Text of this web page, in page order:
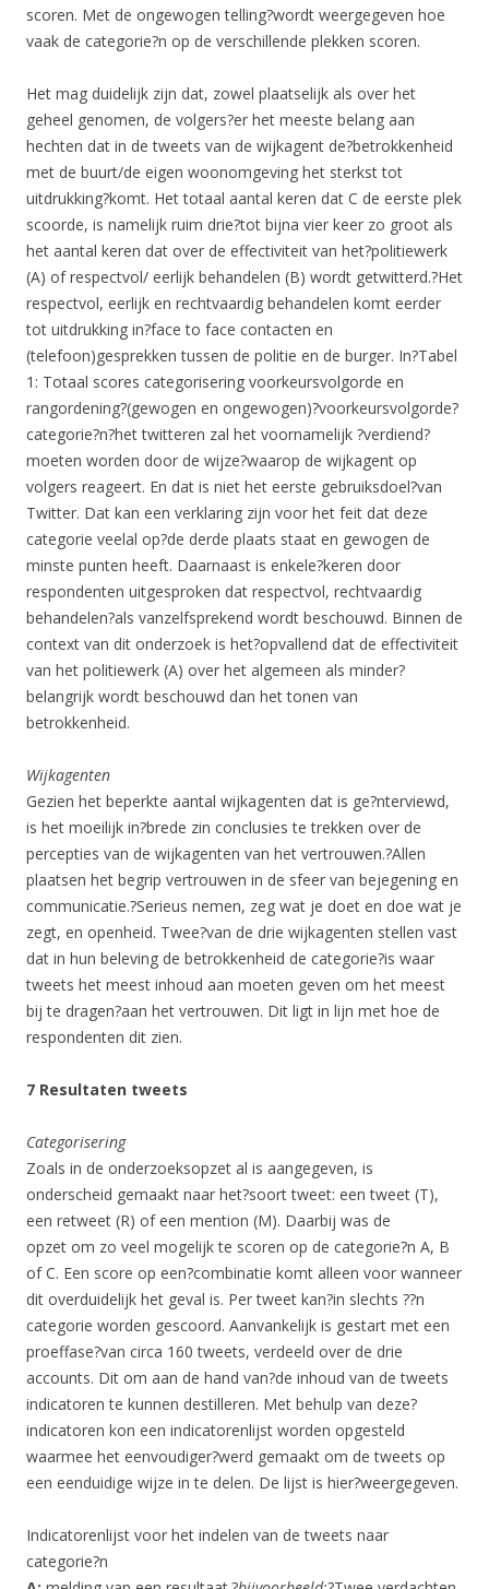
scoren. Met de ongewogen telling?wordt weergegeven hoe
vaak de categorie?n op de verschillende plekken scoren.
Het mag duidelijk zijn dat, zowel plaatselijk als over het
geheel genomen, de volgers?er het meeste belang aan
hechten dat in de tweets van de wijkagent de?betrokkenheid
met de buurt/de eigen woonomgeving het sterkst tot
uitdrukking?komt. Het totaal aantal keren dat C de eerste plek
scoorde, is namelijk ruim drie?tot bijna vier keer zo groot als
het aantal keren dat over de effectiviteit van het?politiewerk
(A) of respectvol/ eerlijk behandelen (B) wordt getwitterd.?Het
respectvol, eerlijk en rechtvaardig behandelen komt eerder
tot uitdrukking in?face to face contacten en
(telefoon)gesprekken tussen de politie en de burger. In?Tabel
1: Totaal scores categorisering voorkeursvolgorde en
rangordening?(gewogen en ongewogen)?voorkeursvolgorde?
categorie?n?het twitteren zal het voornamelijk ?verdiend?
moeten worden door de wijze?waarop de wijkagent op
volgers reageert. En dat is niet het eerste gebruiksdoel?van
Twitter. Dat kan een verklaring zijn voor het feit dat deze
categorie veelal op?de derde plaats staat en gewogen de
minste punten heeft. Daarnaast is enkele?keren door
respondenten uitgesproken dat respectvol, rechtvaardig
behandelen?als vanzelfsprekend wordt beschouwd. Binnen de
context van dit onderzoek is het?opvallend dat de effectiviteit
van het politiewerk (A) over het algemeen als minder?
belangrijk wordt beschouwd dan het tonen van
betrokkenheid.
Wijkagenten
Gezien het beperkte aantal wijkagenten dat is ge?nterviewd,
is het moeilijk in?brede zin conclusies te trekken over de
percepties van de wijkagenten van het vertrouwen.?Allen
plaatsen het begrip vertrouwen in de sfeer van bejegening en
communicatie.?Serieus nemen, zeg wat je doet en doe wat je
zegt, en openheid. Twee?van de drie wijkagenten stellen vast
dat in hun beleving de betrokkenheid de categorie?is waar
tweets het meest inhoud aan moeten geven om het meest
bij te dragen?aan het vertrouwen. Dit ligt in lijn met hoe de
respondenten dit zien.
7 Resultaten tweets
Categorisering
Zoals in de onderzoeksopzet al is aangegeven, is
onderscheid gemaakt naar het?soort tweet: een tweet (T),
een retweet (R) of een mention (M). Daarbij was de
opzet om zo veel mogelijk te scoren op de categorie?n A, B
of C. Een score op een?combinatie komt alleen voor wanneer
dit overduidelijk het geval is. Per tweet kan?in slechts ??n
categorie worden gescoord. Aanvankelijk is gestart met een
proeffase?van circa 160 tweets, verdeeld over de drie
accounts. Dit om aan de hand van?de inhoud van de tweets
indicatoren te kunnen destilleren. Met behulp van deze?
indicatoren kon een indicatorenlijst worden opgesteld
waarmee het eenvoudiger?werd gemaakt om de tweets op
een eenduidige wijze in te delen. De lijst is hier?weergegeven.
Indicatorenlijst voor het indelen van de tweets naar
categorie?n